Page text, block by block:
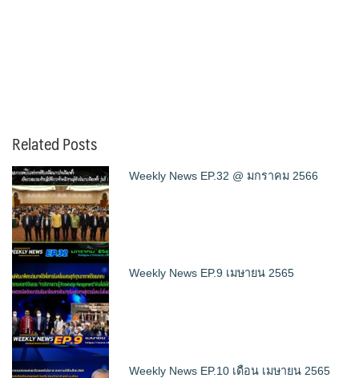
Related Posts
Weekly News EP.32 @ มกราคม 2566
Weekly News EP.9 เมษายน 2565
Weekly News EP.10 เดือน เมษายน 2565